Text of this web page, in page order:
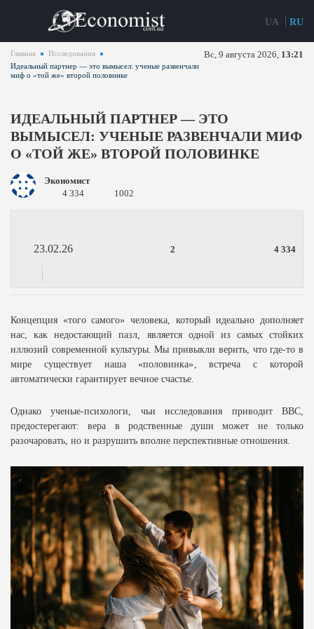
UA RU
Главная
Исследования
Идеальный партнер — это вымысел: ученые развенчали
миф о «той же» второй половинке
Вс, 9 августа 2026, 13:21
ИДЕАЛЬНЫЙ ПАРТНЕР — ЭТО
ВЫМЫСЕЛ: УЧЕНЫЕ РАЗВЕНЧАЛИ МИФ
О «ТОЙ ЖЕ» ВТОРОЙ ПОЛОВИНКЕ
Экономист
4 334
1002
23.02.26 2 4 334
Концепция «того самого» человека, который идеально дополняет
нас, как недостающий пазл, является одной из самых стойких
иллюзий современной культуры. Мы привыкли верить, что где-то в
мире существует наша «половинка», встреча с которой
автоматически гарантирует вечное счастье.
Однако ученые-психологи, чьи исследования приводит BBC,
предостерегают: вера в родственные души может не только
разочаровать, но и разрушить вполне перспективные отношения.